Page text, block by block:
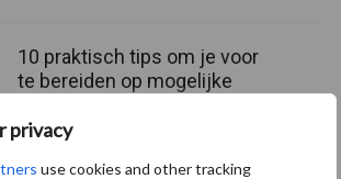
privacy
use cookies and other tracking
10 praktisch tips om je voor
te bereiden op mogelijke